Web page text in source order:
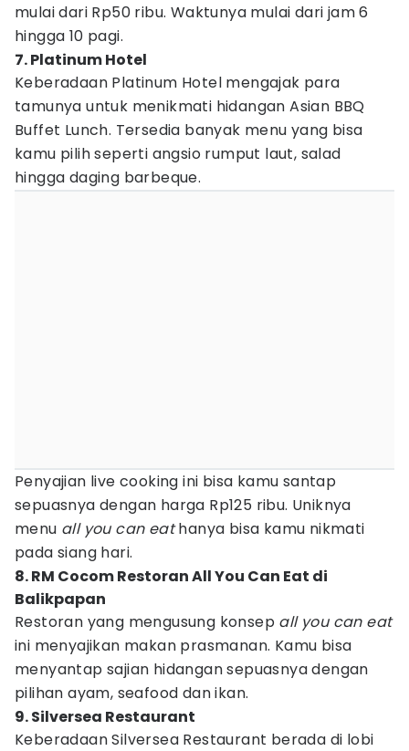
mulai dari Rp50 ribu. Waktunya mulai dari jam 6
hingga 10 pagi.
7. Platinum Hotel
Keberadaan Platinum Hotel mengajak para
tamunya untuk menikmati hidangan Asian BBQ
Buffet Lunch. Tersedia banyak menu yang bisa
kamu pilih seperti angsio rumput laut, salad
hingga daging barbeque.
Penyajian live cooking ini bisa kamu santap
sepuasnya dengan harga Rp125 ribu. Uniknya
menu all you can eathanya bisa kamu nikmati
pada siang hari.
8. RM Cocom Restoran All You Can Eat di
Balikpapan
Restoran yang mengusung konsep all you can eat
ini menyajikan makan prasmanan. Kamu bisa
menyantap sajian hidangan sepuasnya dengan
pilihan ayam, seafood dan ikan.
9. Silversea Restaurant
Keberadaan Silversea Restaurant berada di lobi